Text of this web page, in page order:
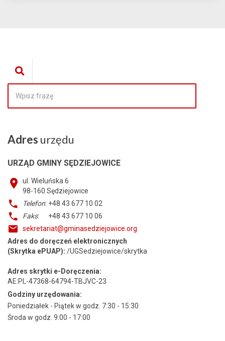
Adres urzędu
URZĄD GMINY SĘDZIEJOWICE
ul. Wieluńska 6
98-160 Sędziejowice
Telefon: +48 43 677 10 02
Faks: +48 43 677 10 06
sekretariat@gminasedziejowice.org
Adres do doręczeń elektronicznych
(Skrytka ePUAP): /UGSedziejowice/skrytka
Adres skrytki e-Doręczenia:
AE:PL-47368-64794-TBJVC-23
Godziny urzędowania:
Poniedziałek - Piątek w godz. 7:30 - 15:30
Środa w godz. 9:00 - 17:00